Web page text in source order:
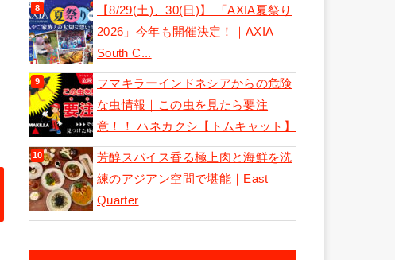
【8/29(土)、30(日)】 「AXIA夏祭り
2026」今年も開催決定！｜AXIA
South C...
フマキラーインドネシアからの危険
な虫情報｜この虫を見たら要注
意！！ ハネカクシ【トムキャット】
芳醇スパイス香る極上肉と海鮮を洗
練のアジアン空間で堪能｜East
Quarter